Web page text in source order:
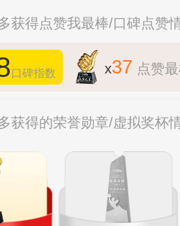
获得点赞我最棒/口碑点赞
口碑指数 x37 点赞
获得的荣誉勋章/虚拟奖杯